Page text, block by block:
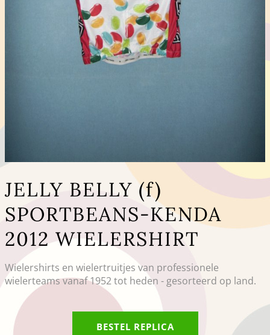
JELLY BELLY (f)
SPORTBEANS-KENDA
2012 WIELERSHIRT
Wielershirts en wielertruitjes van professionele
wielerteams vanaf 1952 tot heden - gesorteerd op land.
BESTEL REPLICA